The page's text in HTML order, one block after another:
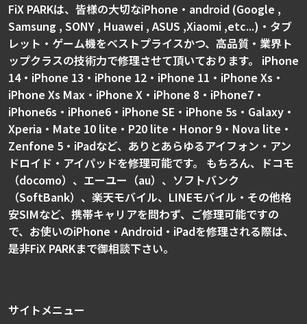
FiX PARKは、皆様の大切なiPhone・android (Google ,
Samsung , SONY , Huawei , ASUS ,Xiaomi ,etc...)・タブ
レット・ゲーム機をベストプライスかつ、高品質・業界ト
ップクラスの技術力で修理させて頂いております。 iPhone
14・iPhone 13・iPhone 12・iPhone 11・iPhone Xs・
iPhone Xs Max・iPhone X・iPhone 8・iPhone7・
iPhone6s・iPhone6・iPhone SE・iPhone 5s・Galaxy・
Xperia・Mate 10 lite・P20 lite・Honor 9・Nova lite・
Zenfone 5・iPadなど、ありとあらゆるアイフォン・アン
ドロイド・アイパッドを修理可能です。 もちろん、ドコモ
（docomo）、エーユー（au）、ソフトバンク
（SoftBank）、楽天モバイル、LINEモバイル・その他格
安SIMなど、携帯キャリアを問わず、ご修理可能ですの
で、お使いのiPhone・Android・iPadを修理される際は、
是非FiX PARKまで御相談下さい。
サイトメニュー